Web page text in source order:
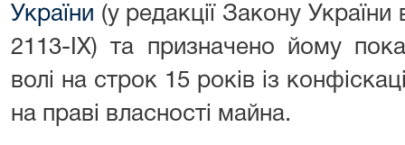
України (у редакції Закону
2113-ІХ) та призначено йому
волі на строк 15 років із
на праві власності майна.